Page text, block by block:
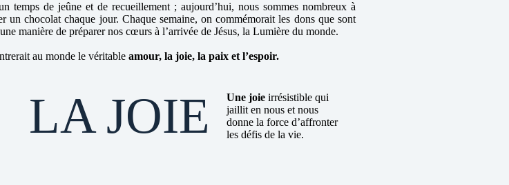
temps de jeûne et de recueillement ; aujourd’hui, nous sommes nombreux à
chocolat chaque jour. Chaque semaine, on commémorait les dons que sont
manière de préparer nos cœurs à l’arrivée de Jésus, la Lumière du monde.
au monde le véritable amour, la joie, la paix et l’espoir.
LA JOIE Une joie irrésistible qui
jaillit en nous et nous
donne la force d’affronter
les défis de la vie.